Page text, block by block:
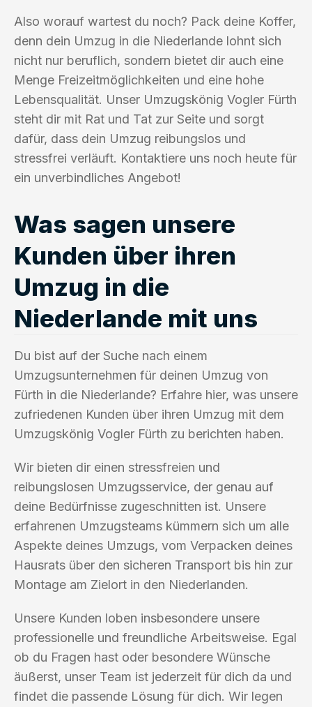
Also worauf wartest du noch? Pack deine Koffer,
denn dein Umzug in die Niederlande lohnt sich
nicht nur beruflich, sondern bietet dir auch eine
Menge Freizeitmöglichkeiten und eine hohe
Lebensqualität. Unser Umzugskönig Vogler Fürth
steht dir mit Rat und Tat zur Seite und sorgt
dafür, dass dein Umzug reibungslos und
stressfrei verläuft. Kontaktiere uns noch heute für
ein unverbindliches Angebot!
Was sagen unsere
Kunden über ihren
Umzug in die
Niederlande mit uns
Du bist auf der Suche nach einem
Umzugsunternehmen für deinen Umzug von
Fürth in die Niederlande? Erfahre hier, was unsere
zufriedenen Kunden über ihren Umzug mit dem
Umzugskönig Vogler Fürth zu berichten haben.
Wir bieten dir einen stressfreien und
reibungslosen Umzugsservice, der genau auf
deine Bedürfnisse zugeschnitten ist. Unsere
erfahrenen Umzugsteams kümmern sich um alle
Aspekte deines Umzugs, vom Verpacken deines
Hausrats über den sicheren Transport bis hin zur
Montage am Zielort in den Niederlanden.
Unsere Kunden loben insbesondere unsere
professionelle und freundliche Arbeitsweise. Egal
ob du Fragen hast oder besondere Wünsche
äußerst, unser Team ist jederzeit für dich da und
findet die passende Lösung für dich. Wir legen